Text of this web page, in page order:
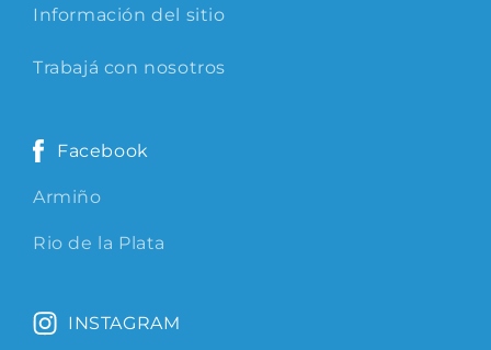
Información del sitio
Trabajá con nosotros
Facebook
Armiño
Rio de la Plata
INSTAGRAM